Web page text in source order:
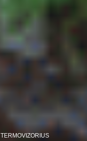
TERMOVIZORIUS